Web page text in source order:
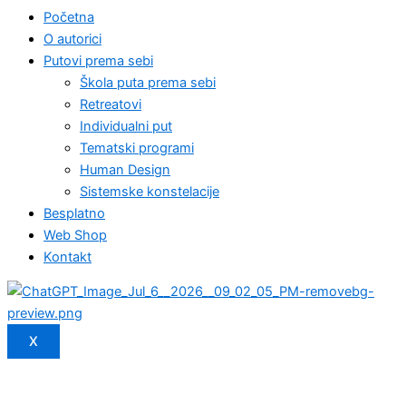
Početna
O autorici
Putovi prema sebi
Škola puta prema sebi
Retreatovi
Individualni put
Tematski programi
Human Design
Sistemske konstelacije
Besplatno
Web Shop
Kontakt
X